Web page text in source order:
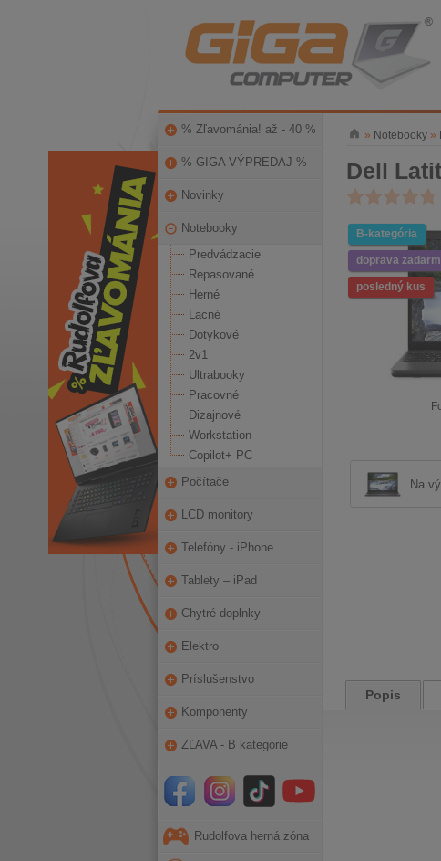
% Zľavománia! až - 40 %
% GIGA VÝPREDAJ %
Novinky
Notebooky
Predvádzacie
Repasované
Herné
Lacné
Dotykové
2v1
Ultrabooky
Pracovné
Dizajnové
Workstation
Copilot+ PC
Počítače
LCD monitory
Telefóny - iPhone
Tablety – iPad
Chytré doplnky
Elektro
Príslušenstvo
Komponenty
ZĽAVA - B kategórie
Rudolfova herná zóna
» Notebooky»
Dell
B-kategória
doprava
posledný kus
Na
Popis